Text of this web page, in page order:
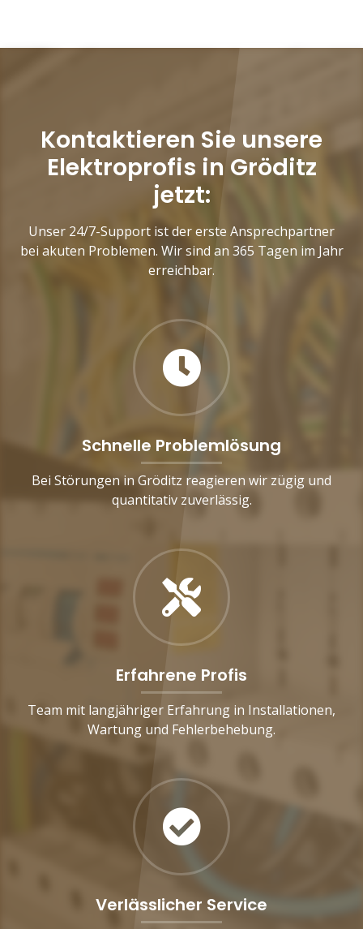
Kontaktieren Sie unsere
Elektroprofis in Gröditz
jetzt:
Unser 24/7-Support ist der erste Ansprechpartner
bei akuten Problemen. Wir sind an 365 Tagen im Jahr
erreichbar.
Schnelle Problemlösung
Bei Störungen in Gröditz reagieren wir zügig und
quantitativ zuverlässig.
Erfahrene Profis
Team mit langjähriger Erfahrung in Installationen,
Wartung und Fehlerbehebung.
Verlässlicher Service